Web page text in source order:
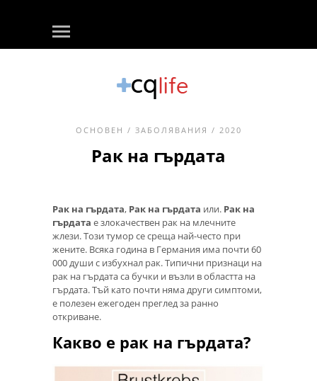
ОСНОВЕН / ЗАБОЛЯВАНИЯ / 2020
Рак на гърдата
Рак на гърдата, Рак на гърдата или. Рак на
гърдата е злокачествен рак на млечните
жлези. Този тумор се среща най-често при
жените. Всяка година в Германия има почти 60
000 души с избухнал рак. Типични признаци на
рак на гърдата са бучки и възли в областта на
гърдата. Тъй като почти няма други симптоми,
е полезен ежегоден преглед за ранно
откриване.
Какво е рак на гърдата?